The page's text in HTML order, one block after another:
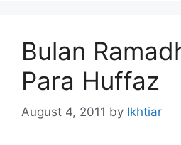
Bulan
Para Huffaz
August 4, 2011 by Ikhtiar